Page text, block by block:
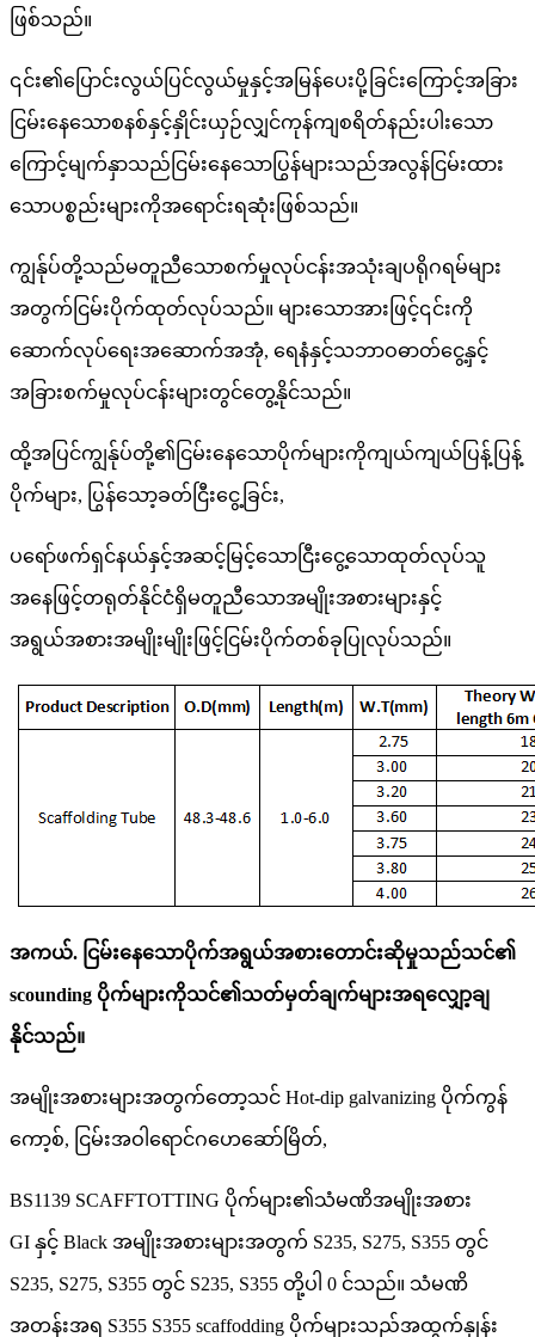
ဖြစ်သည်။
၎င်း၏ပြောင်းလွယ်ပြင်လွယ်မှုနှင့်အမြန်ပေးပို့ခြင်းကြောင့်အခြား
ငြမ်းနေသောစနစ်နှင့်နှိုင်းယှဉ်လျှင်ကုန်ကျစရိတ်နည်းပါးသော
ကြောင့်မျက်နှာသည်ငြမ်းနေသောပြွန်များသည်အလွန်ငြမ်းထား
သောပစ္စည်းများကိုအရောင်းရဆုံးဖြစ်သည်။
ကျွန်ုပ်တို့သည်မတူညီသောစက်မှုလုပ်ငန်းအသုံးချပရိုဂရမ်များ
အတွက်ငြမ်းပိုက်ထုတ်လုပ်သည်။ များသောအားဖြင့်၎င်းကို
ဆောက်လုပ်ရေးအဆောက်အအုံ, ရေနံနှင့်သဘာဝဓာတ်ငွေ့နှင့်
အခြားစက်မှုလုပ်ငန်းများတွင်တွေ့နိုင်သည်။
ထို့အပြင်ကျွန်ုပ်တို့၏ငြမ်းနေသောပိုက်များကိုကျယ်ကျယ်ပြန့်ပြန့်
ပိုက်များ, ပြွန်သော့ခတ်ငြီးငွေ့ခြင်း,
ပရော်ဖက်ရှင်နယ်နှင့်အဆင့်မြင့်သောငြီးငွေ့သောထုတ်လုပ်သူ
အနေဖြင့်တရုတ်နိုင်ငံရှိမတူညီသောအမျိုးအစားများနှင့်
အရွယ်အစားအမျိုးမျိုးဖြင့်ငြမ်းပိုက်တစ်ခုပြုလုပ်သည်။
အကယ်. ငြမ်းနေသောပိုက်အရွယ်အစားတောင်းဆိုမှုသည်သင်၏
scounding ပိုက်များကိုသင်၏သတ်မှတ်ချက်များအရလျှော့ချ
နိုင်သည်။
အမျိုးအစားများအတွက်တော့သင် Hot-dip galvanizing ပိုက်ကွန်
ကော့စ်, ငြမ်းအဝါရောင်ဂဟေဆော်မြိတ်,
BS1139 SCAFFTOTTING ပိုက်များ၏သံမဏိအမျိုးအစား
GI နှင့် Black အမျိုးအစားများအတွက် S235, S275, S355 တွင်
S235, S275, S355 တွင် S235, S355 တို့ပါ 0 င်သည်။ သံမဏိ
အတန်းအရ S355 S355 scaffodding ပိုက်များသည်အထွက်နှုန်း